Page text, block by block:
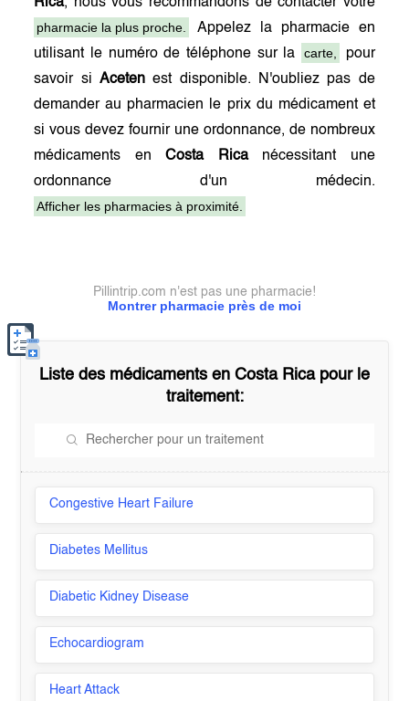
pharmacie la plus proche.
Appelez la pharmacie en
utilisant le numéro de téléphone sur la
carte,
pour
savoir siAceten est disponible. N'oubliez pas de
demander au pharmacien le prix du médicament et
si vous devez fournir une ordonnance, de nombreux
médicaments enCosta Ricanécessitant une
ordonnance d'un médecin.
Afficher les pharmacies à proximité.
Montrer pharmacie près de moi
Pillintrip.com n'est pas une pharmacie!
Liste des médicaments en Costa Ricapour le
traitement:
Congestive Heart Failure
Diabetes Mellitus
Diabetic Kidney Disease
Echocardiogram
Heart Attack